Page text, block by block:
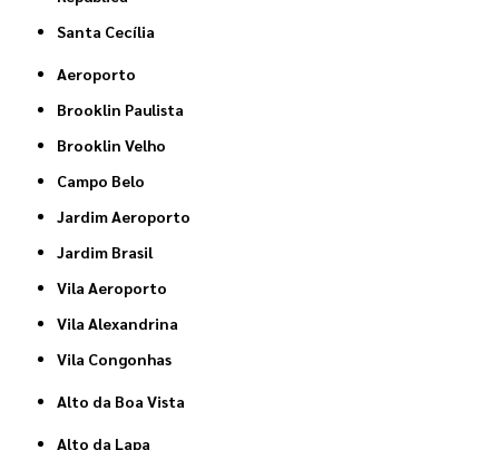
Santa Cecília
Aeroporto
Brooklin Paulista
Brooklin Velho
Campo Belo
Jardim Aeroporto
Jardim Brasil
Vila Aeroporto
Vila Alexandrina
Vila Congonhas
Alto da Boa Vista
Alto da Lapa